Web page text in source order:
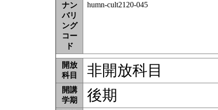
ナン
バリ
ング
コー
ド
humn-cult2120-045
開放
科目
非開放科目
開講
学期
後期